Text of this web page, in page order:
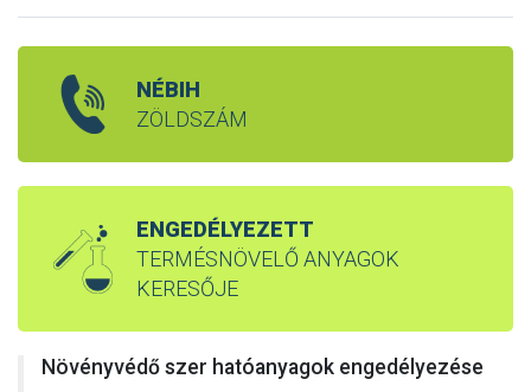
NÉBIH
ZÖLDSZÁM
ENGEDÉLYEZETT
TERMÉSNÖVELŐ ANYAGOK
KERESŐJE
Növényvédő szer hatóanyagok engedélyezése